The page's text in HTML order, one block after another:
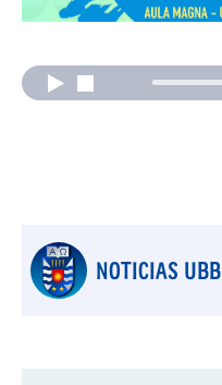
NOTICIAS UBB